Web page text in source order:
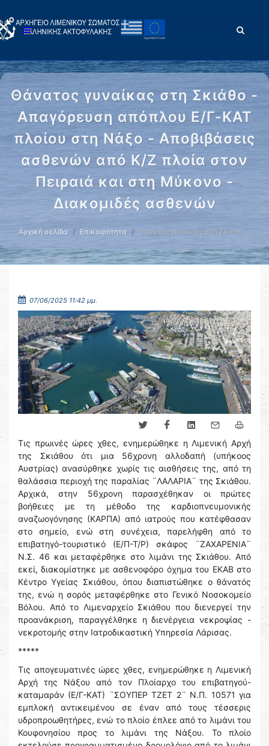
Θάνατος γυναίκας στη Σκιάθο -
Απαγόρευση απόπλου Ε/Γ-ΚΑΤ
πλοίου στη Νάξο - Αποβιβάσεις
ασθενών από Κ/Ζ πλοία στον
Πειραιά και στη Μύκονο -
Διακομιδές ασθενών
Αρχική σελίδα Επικαιρότητα Θάνατος γυναίκας στη Σκιάθο …
07/06/2025 11:42 μμ.
Τις πρωινές ώρες χθες, ενημερώθηκε η Λιμενική Αρχή
της Σκιάθου ότι μια 56χρονη αλλοδαπή (υπήκοος
Αυστρίας) ανασύρθηκε χωρίς τις αισθήσεις της, από τη
θαλάσσια περιοχή της παραλίας ¨ΛΑΛΑΡΙΑ¨ της Σκιάθου.
Αρχικά, στην 56χρονη παρασχέθηκαν οι πρώτες
βοήθειες με τη μέθοδο της καρδιοπνευμονικής
αναζωογόνησης (ΚΑΡΠΑ) από ιατρούς που κατέφθασαν
στο σημείο, ενώ στη συνέχεια, παρελήφθη από το
επιβατηγό-τουριστικό (Ε/Π-Τ/Ρ) σκάφος ¨ΖΑΧΑΡΕΝΙΑ¨
Ν.Σ. 46 και μεταφέρθηκε στο λιμάνι της Σκιάθου. Από
εκεί, διακομίστηκε με ασθενοφόρο όχημα του ΕΚΑΒ στο
Κέντρο Υγείας Σκιάθου, όπου διαπιστώθηκε ο θάνατός
της, ενώ η σορός μεταφέρθηκε στο Γενικό Νοσοκομείο
Βόλου. Από το Λιμεναρχείο Σκιάθου που διενεργεί την
προανάκριση, παραγγέλθηκε η διενέργεια νεκροψίας -
νεκροτομής στην Ιατροδικαστική Υπηρεσία Λάρισας.
*****
Τις απογευματινές ώρες χθες, ενημερώθηκε η Λιμενική
Αρχή της Νάξου από τον Πλοίαρχο του επιβατηγού-
καταμαράν (Ε/Γ-ΚΑΤ) ¨ΣΟΥΠΕΡ ΤΖΕΤ 2¨ Ν.Π. 10571 για
εμπλοκή αντικειμένου σε έναν από τους τέσσερις
υδροπροωθητήρες, ενώ το πλοίο έπλεε από το λιμάνι του
Κουφονησίου προς το λιμάνι της Νάξου. Το πλοίο